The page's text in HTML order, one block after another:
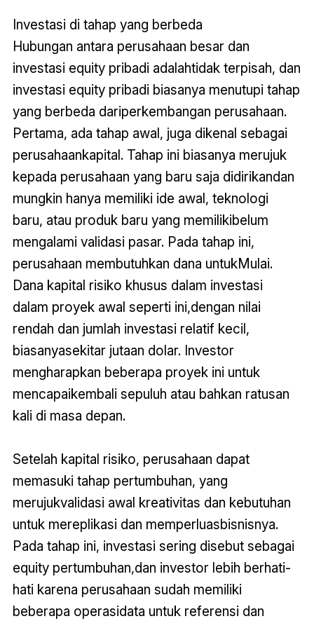
Investasi di tahap yang berbeda
Hubungan antara perusahaan besar dan
investasi equity pribadi adalahtidak terpisah, dan
investasi equity pribadi biasanya menutupi tahap
yang berbeda dariperkembangan perusahaan.
Pertama, ada tahap awal, juga dikenal sebagai
perusahaankapital. Tahap ini biasanya merujuk
kepada perusahaan yang baru saja didirikandan
mungkin hanya memiliki ide awal, teknologi
baru, atau produk baru yang memilikibelum
mengalami validasi pasar. Pada tahap ini,
perusahaan membutuhkan dana untukMulai.
Dana kapital risiko khusus dalam investasi
dalam proyek awal seperti ini,dengan nilai
rendah dan jumlah investasi relatif kecil,
biasanyasekitar jutaan dolar. Investor
mengharapkan beberapa proyek ini untuk
mencapaikembali sepuluh atau bahkan ratusan
kali di masa depan.
Setelah kapital risiko, perusahaan dapat
memasuki tahap pertumbuhan, yang
merujukvalidasi awal kreativitas dan kebutuhan
untuk mereplikasi dan memperluasbisnisnya.
Pada tahap ini, investasi sering disebut sebagai
equity pertumbuhan,dan investor lebih berhati-
hati karena perusahaan sudah memiliki
beberapa operasidata untuk referensi dan